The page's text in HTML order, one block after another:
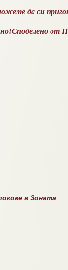
да си
от
в Зоната